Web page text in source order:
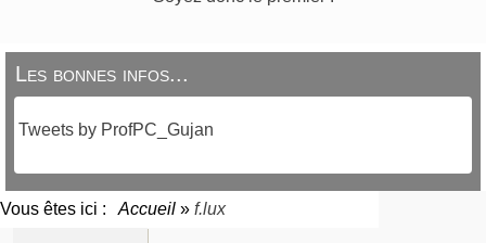
Les bonnes infos...
Tweets by ProfPC_Gujan
Vous êtes ici : Accueil » f.lux